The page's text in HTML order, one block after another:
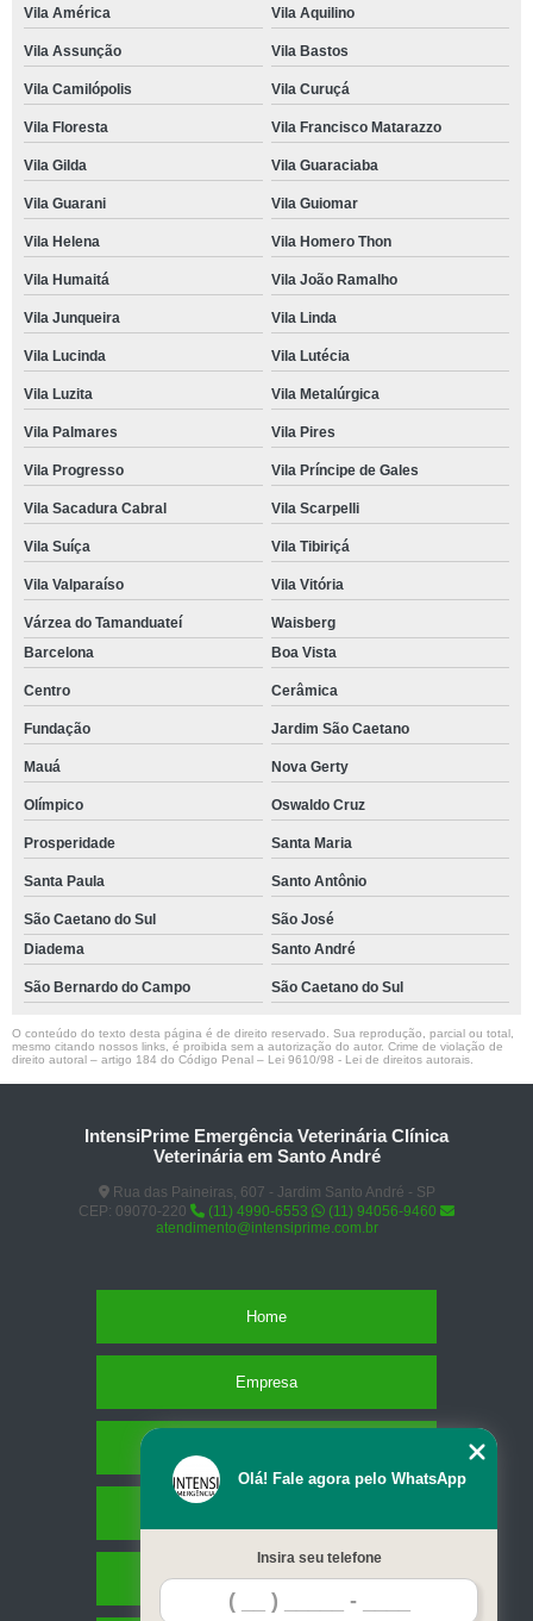
Vila América Vila Aquilino
Vila Assunção Vila Bastos
Vila Camilópolis Vila Curuçá
Vila Floresta Vila Francisco Matarazzo
Vila Gilda Vila Guaraciaba
Vila Guarani Vila Guiomar
Vila Helena Vila Homero Thon
Vila Humaitá Vila João Ramalho
Vila Junqueira Vila Linda
Vila Lucinda Vila Lutécia
Vila Luzita Vila Metalúrgica
Vila Palmares Vila Pires
Vila Progresso Vila Príncipe de Gales
Vila Sacadura Cabral Vila Scarpelli
Vila Suíça Vila Tibiriçá
Vila Valparaíso Vila Vitória
Várzea do Tamanduateí
Waisberg
Barcelona
Boa Vista
Centro Cerâmica
Fundação Jardim São Caetano
Mauá Nova Gerty
Olímpico Oswaldo Cruz
Prosperidade Santa Maria
Santa Paula Santo Antônio
São Caetano do Sul
São José
Diadema
Santo André
São Bernardo do Campo São Caetano do Sul
O conteúdo do texto desta página é de direito reservado. Sua reprodução, parcial ou total,
mesmo citando nossos links, é proibida sem a autorização do autor. Crime de violação de
direito autoral – artigo 184 do Código Penal – Lei 9610/98 - Lei de direitos autorais
IntensiPrime Emergência Veterinária Clínica
Veterinária em Santo André
Rua das Paineiras, 607 - Jardim Santo André - SP
CEP: 09070-220
(11) 4990-6553
(11) 94056-9460
atendimento@intensiprime.com.br
Home
Empresa
Contato
Olá! Fale agora pelo WhatsApp
Insira seu telefone